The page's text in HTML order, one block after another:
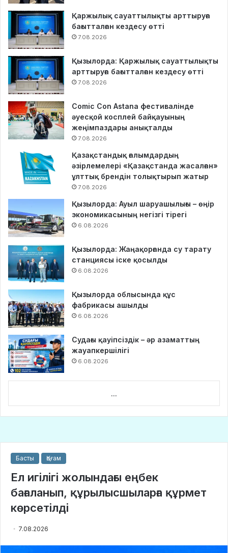
Қаржылық сауаттылықты арттыруға
бағытталған кездесу өтті
7.08.2026
Қызылорда: Қаржылық сауаттылықты
арттыруға бағытталған кездесу өтті
7.08.2026
Comic Con Astana фестивалінде
әуесқой косплей байқауының
жеңімпаздары анықталды
7.08.2026
Қазақстандық ғалымдардың
әзірлемелері «Қазақстанда жасалған»
ұлттық брендін толықтырып жатыр
7.08.2026
Қызылорда: Ауыл шаруашылығы – өңір
экономикасының негізгі тірегі
6.08.2026
Қызылорда: Жаңақорғанда су тарату
станциясы іске қосылды
6.08.2026
Қызылорда облысында құс
фабрикасы ашылды
6.08.2026
Судағы қауіпсіздік – әр азаматтың
жауапкершілігі
6.08.2026
...